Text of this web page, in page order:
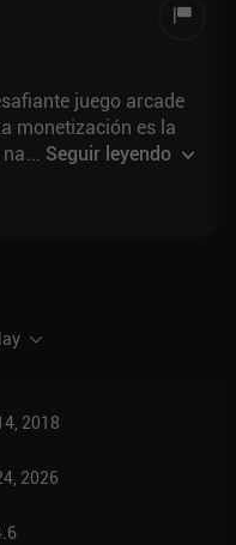
juego arcade
desagradable,
baño o sala de
... Seguir leyendo
2018
2026